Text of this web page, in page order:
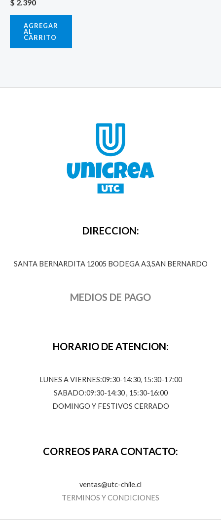
$ 2.390
AGREGAR
AL
CARRITO
DIRECCION:
SANTA BERNARDITA 12005 BODEGA A3,SAN BERNARDO
MEDIOS DE PAGO
HORARIO DE ATENCION:
LUNES A VIERNES:09:30-14:30, 15:30-17:00
SABADO:09:30-14:30 , 15:30-16:00
DOMINGO Y FESTIVOS CERRADO
CORREOS PARA CONTACTO:
ventas@utc-chile.cl
TERMINOS Y CONDICIONES